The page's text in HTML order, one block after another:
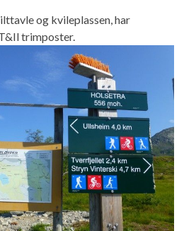
og kvileplassen, har
trimposter.